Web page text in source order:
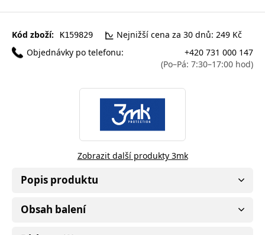
Kód zboží: K159829
Nejnižší cena za 30 dnů: 249 Kč
Objednávky po telefonu:
+420 731 000 147
(Po–Pá: 7:30–17:00 hod)
Zobrazit další produkty 3mk
Popis produktu
Obsah balení